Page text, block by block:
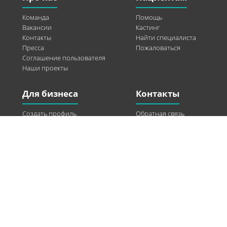
Команда
Вакансии
Контакты
Пресса
Соглашение пользователя
Наши проекты
Помощь
Кастинг
Найти специалиста
Пожаловаться
Для бизнеса
Создать профиль
Контакты
Обратная связь